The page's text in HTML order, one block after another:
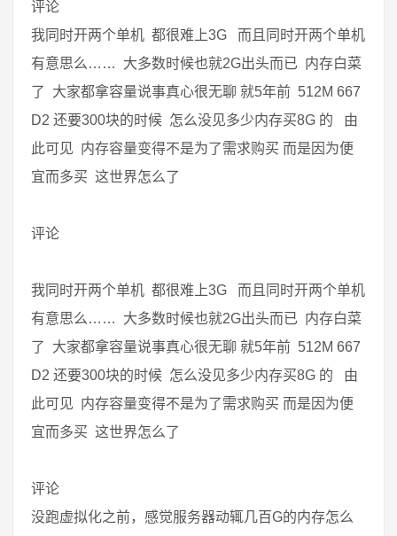
评论
我同时开两个单机 都很难上3G 而且同时开两个单机
有意思么…… 大多数时候也就2G出头而已 内存白菜
了 大家都拿容量说事真心很无聊 就5年前 512M 667
D2 还要300块的时候 怎么没见多少内存买8G 的 由
此可见 内存容量变得不是为了需求购买 而是因为便
宜而多买 这世界怎么了
评论
我同时开两个单机 都很难上3G 而且同时开两个单机
有意思么…… 大多数时候也就2G出头而已 内存白菜
了 大家都拿容量说事真心很无聊 就5年前 512M 667
D2 还要300块的时候 怎么没见多少内存买8G 的 由
此可见 内存容量变得不是为了需求购买 而是因为便
宜而多买 这世界怎么了
评论
没跑虚拟化之前，感觉服务器动辄几百G的内存怎么